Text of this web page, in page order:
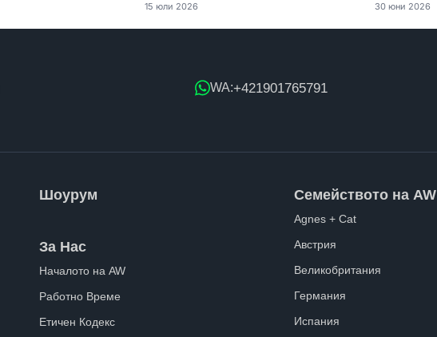
15 юли 2026
30 юни 2026
WA:+421901765791
Шоурум
За Нас
Началото на AW
Работно Време
Етичен Кодекс
Семейството на AW
Agnes + Cat
Австрия
Великобритания
Германия
Испания